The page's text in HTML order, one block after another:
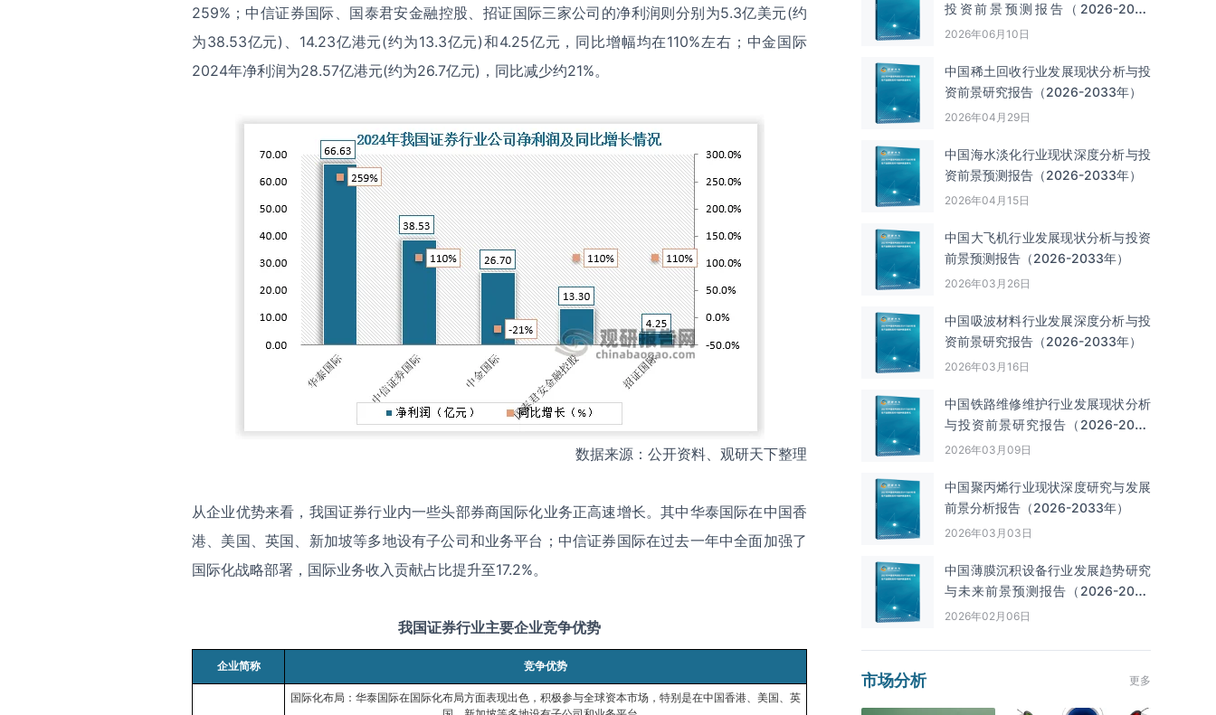
259%；中信证券国际、国泰君安金融控股、招证国际三家公司的净利润则分别为5.3亿美元(约
为38.53亿元)、14.23亿港元(约为13.3亿元)和4.25亿元，同比增幅均在110%左右；中金国际
2024年净利润为28.57亿港元(约为26.7亿元)，同比减少约21%。
数据来源：公开资料、观研天下整理
从企业优势来看，我国证券行业内一些头部券商国际化业务正高速增长。其中华泰国际在中国香
港、美国、英国、新加坡等多地设有子公司和业务平台；中信证券国际在过去一年中全面加强了
国际化战略部署，国际业务收入贡献占比提升至17.2%。
我国证券行业主要企业竞争优势
企业简称 竞争优势
国际化布局 ：华泰国际在国际化布局方面表现出色，积极参与全球资本市场，特别是在中国香港、美国、英
投资前景预测报告（2026-2033
年）
2026年06月10日
中国‌‌稀土回收‌‌行业发展现状分析与投
资前景研究报告（2026-2033年）
2026年04月29日
中国海水淡化行业现状深度分析与投
资前景预测报告（2026-2033年）
2026年04月15日
中国大飞机行业发展现状分析与投资
前景预测报告（2026-2033年）
2026年03月26日
中国吸波材料行业发展深度分析与投
资前景研究报告（2026-2033年）
2026年03月16日
中国铁路维修维护行业发展现状分析
与投资前景研究报告（2026-2033
年）
2026年03月09日
中国聚丙烯行业现状深度研究与发展
前景分析报告（2026-2033年）
2026年03月03日
中国薄膜沉积设备行业发展趋势研究
与未来前景预测报告（2026-2033
年）
2026年02月06日
市场分析 更多